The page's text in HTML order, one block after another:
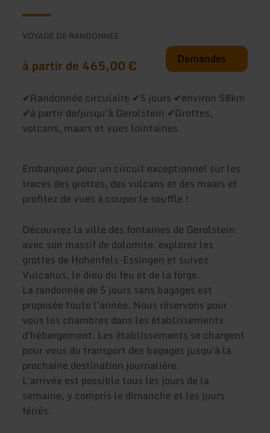
VOYAGE DE RANDONNÉE
à partir de 465,00 € Demandes
✔Randonnée circulaire ✔5 jours ✔environ 58km
✔à partir de/jusqu'à Gerolstein ✔Grottes,
volcans, maars et vues lointaines
Embarquez pour un circuit exceptionnel sur les
traces des grottes, des volcans et des maars et
profitez de vues à couper le souffle !
Découvrez la ville des fontaines de Gerolstein
avec son massif de dolomite, explorez les
grottes de Hohenfels-Essingen et suivez
Vulcanus, le dieu du feu et de la forge.
La randonnée de 5 jours sans bagages est
proposée toute l'année. Nous réservons pour
vous les chambres dans les établissements
d'hébergement. Les établissements se chargent
pour vous du transport des bagages jusqu'à la
prochaine destination journalière.
L'arrivée est possible tous les jours de la
semaine, y compris le dimanche et les jours
fériés.